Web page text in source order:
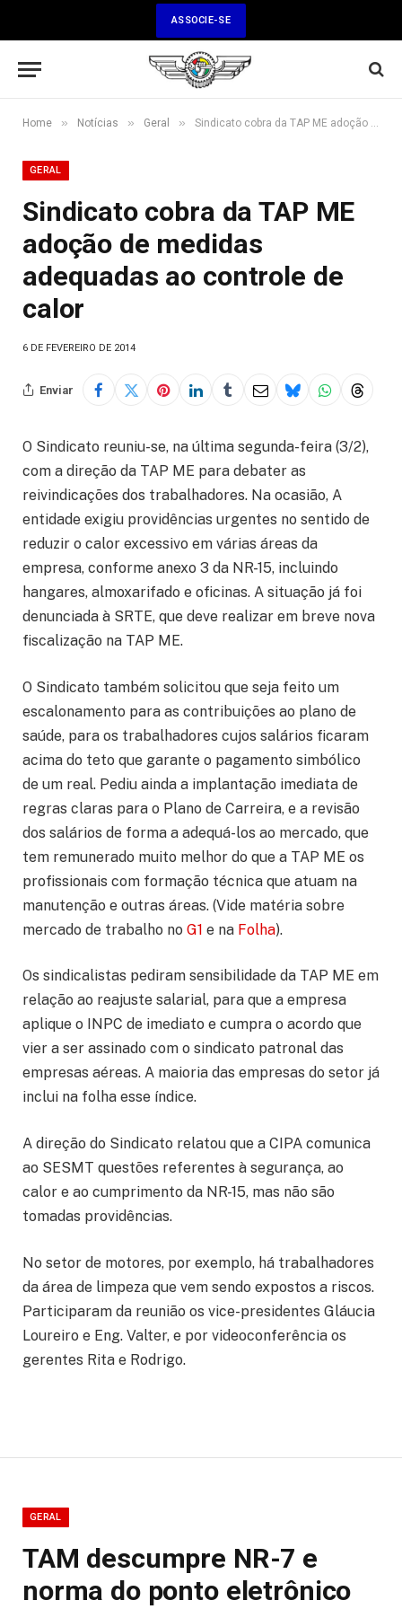
ASSOCIE-SE
Home » Notícias » Geral » Sindicato cobra da TAP ME adoção de medidas adequadas ao controle de calor
GERAL
Sindicato cobra da TAP ME
adoção de medidas
adequadas ao controle de
calor
6 DE FEVEREIRO DE 2014
Enviar
O Sindicato reuniu-se, na última segunda-feira (3/2),
com a direção da TAP ME para debater as
reivindicações dos trabalhadores. Na ocasião, A
entidade exigiu providências urgentes no sentido de
reduzir o calor excessivo em várias áreas da
empresa, conforme anexo 3 da NR-15, incluindo
hangares, almoxarifado e oficinas. A situação já foi
denunciada à SRTE, que deve realizar em breve nova
fiscalização na TAP ME.
O Sindicato também solicitou que seja feito um
escalonamento para as contribuições ao plano de
saúde, para os trabalhadores cujos salários ficaram
acima do teto que garante o pagamento simbólico
de um real. Pediu ainda a implantação imediata de
regras claras para o Plano de Carreira, e a revisão
dos salários de forma a adequá-los ao mercado, que
tem remunerado muito melhor do que a TAP ME os
profissionais com formação técnica que atuam na
manutenção e outras áreas. (Vide matéria sobre
mercado de trabalho no G1 e na Folha).
Os sindicalistas pediram sensibilidade da TAP ME em
relação ao reajuste salarial, para que a empresa
aplique o INPC de imediato e cumpra o acordo que
vier a ser assinado com o sindicato patronal das
empresas aéreas. A maioria das empresas do setor já
inclui na folha esse índice.
A direção do Sindicato relatou que a CIPA comunica
ao SESMT questões referentes à segurança, ao
calor e ao cumprimento da NR-15, mas não são
tomadas providências.
No setor de motores, por exemplo, há trabalhadores
da área de limpeza que vem sendo expostos a riscos.
Participaram da reunião os vice-presidentes Gláucia
Loureiro e Eng. Valter, e por videoconferência os
gerentes Rita e Rodrigo.
GERAL
TAM descumpre NR-7 e
norma do ponto eletrônico